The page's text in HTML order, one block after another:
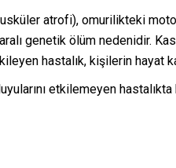
atrofi), omurilikteki
genetik ölüm nedenidir.
hastalık, kişilerin hayat
etkilemeyen